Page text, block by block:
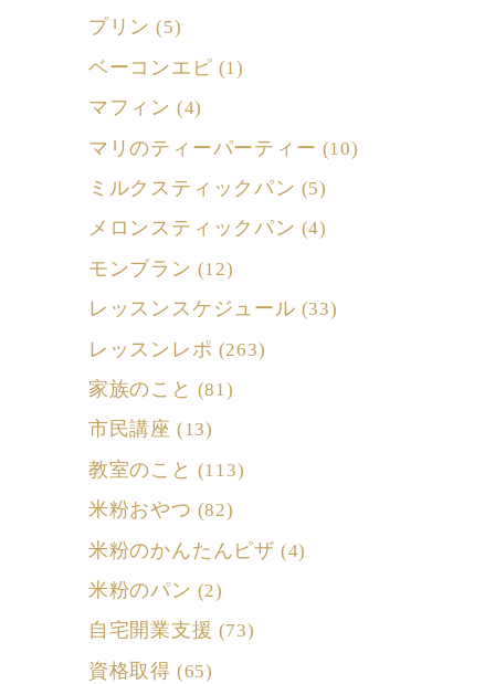
プリン (5)
ベーコンエピ (1)
マフィン (4)
マリのティーパーティー (10)
ミルクスティックパン (5)
メロンスティックパン (4)
モンブラン (12)
レッスンスケジュール (33)
レッスンレポ (263)
家族のこと (81)
市民講座 (13)
教室のこと (113)
米粉おやつ (82)
米粉のかんたんピザ (4)
米粉のパン (2)
自宅開業支援 (73)
資格取得 (65)